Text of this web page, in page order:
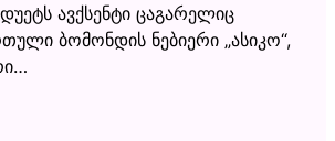
ავქსენტი ცაგარელიც
ბომონდის ნებიერი „ასიკო“,